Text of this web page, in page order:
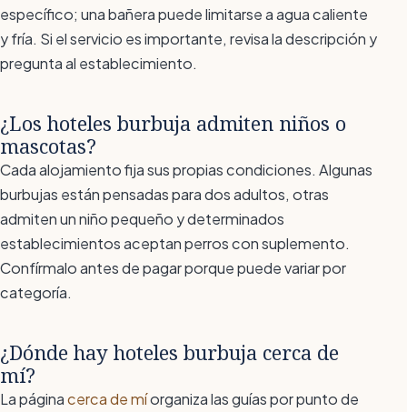
específico; una bañera puede limitarse a agua caliente
y fría. Si el servicio es importante, revisa la descripción y
pregunta al establecimiento.
¿Los hoteles burbuja admiten niños o
mascotas?
Cada alojamiento fija sus propias condiciones. Algunas
burbujas están pensadas para dos adultos, otras
admiten un niño pequeño y determinados
establecimientos aceptan perros con suplemento.
Confírmalo antes de pagar porque puede variar por
categoría.
¿Dónde hay hoteles burbuja cerca de
mí?
La páginacerca de míorganiza las guías por punto de